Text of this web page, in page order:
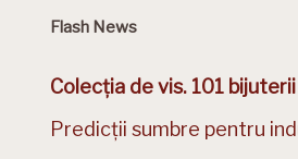
Flash News
Colecția de vis. 101
Predicții sumbre pentru